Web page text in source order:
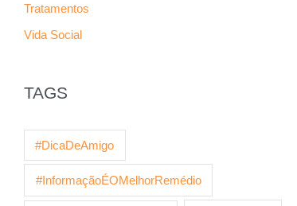
Tratamentos
Vida Social
TAGS
#DicaDeAmigo
#InformaçãoÉOMelhorRemédio